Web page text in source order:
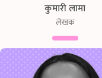
कुमारी लामा
लेखक